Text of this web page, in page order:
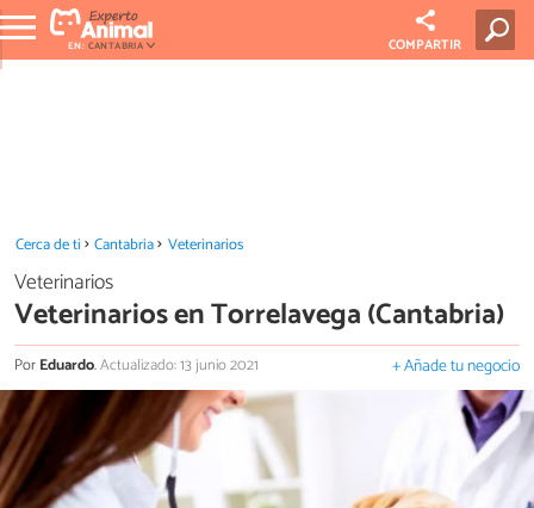
EN: CANTABRIA COMPARTIR
Cerca de ti Cantabria Veterinarios
Veterinarios
Veterinarios en Torrelavega (Cantabria)
PorEduardo.Actualizado: 13 junio 2021 + Añade tu negocio